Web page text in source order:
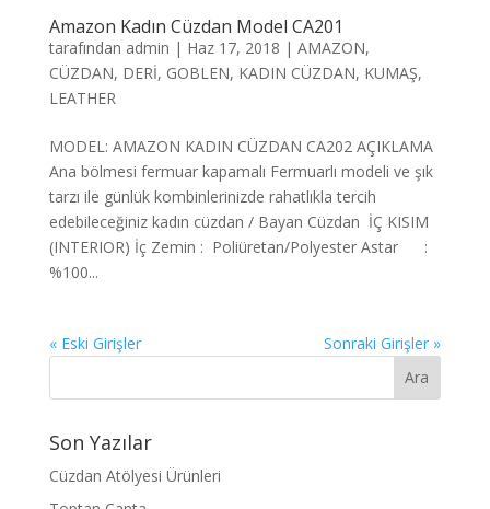
Amazon Kadın Cüzdan Model CA201
tarafından admin | Haz 17, 2018 | AMAZON,
CÜZDAN, DERİ, GOBLEN, KADIN CÜZDAN, KUMAŞ,
LEATHER
MODEL: AMAZON KADIN CÜZDAN CA202 AÇIKLAMA
Ana bölmesi fermuar kapamalı Fermuarlı modeli ve şık
tarzı ile günlük kombinlerinizde rahatlıkla tercih
edebileceğiniz kadın cüzdan / Bayan Cüzdan İÇ KISIM
(INTERIOR) İç Zemin : Poliüretan/Polyester Astar :
%100...
« Eski Girişler Sonraki Girişler »
Son Yazılar
Cüzdan Atölyesi Ürünleri